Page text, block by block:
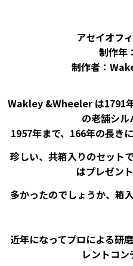
アセイオフ
制作年
制作者：
Wakley &Wheeler は1791
の老舗シル
1957年まで、166年の長き
珍しい、共箱入りのセット
はプレゼン
多かったのでしょうか、箱
近年になってプロによる研
レントコン